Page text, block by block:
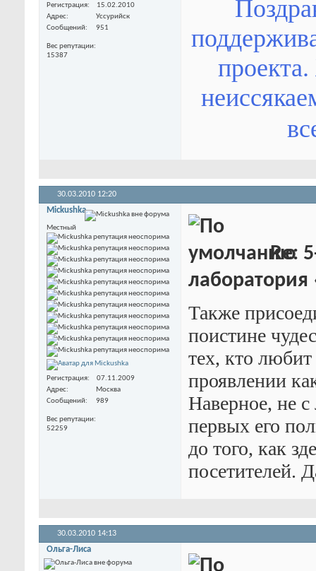
Регистрация
15.02.2010
Адрес
Уссурийск
Сообщений
951
Вес репутации
15387
30.03.2010 12:20
Mickushka
Местный
Регистрация
07.11.2009
Адрес
Москва
Сообщений
989
Вес репутации
52259
Re:
Также
поистине
тех, кто любит
проявлении
Наверное, не
первых его
до того, как
посетителей.
30.03.2010 14:13
Ольга-Лиса